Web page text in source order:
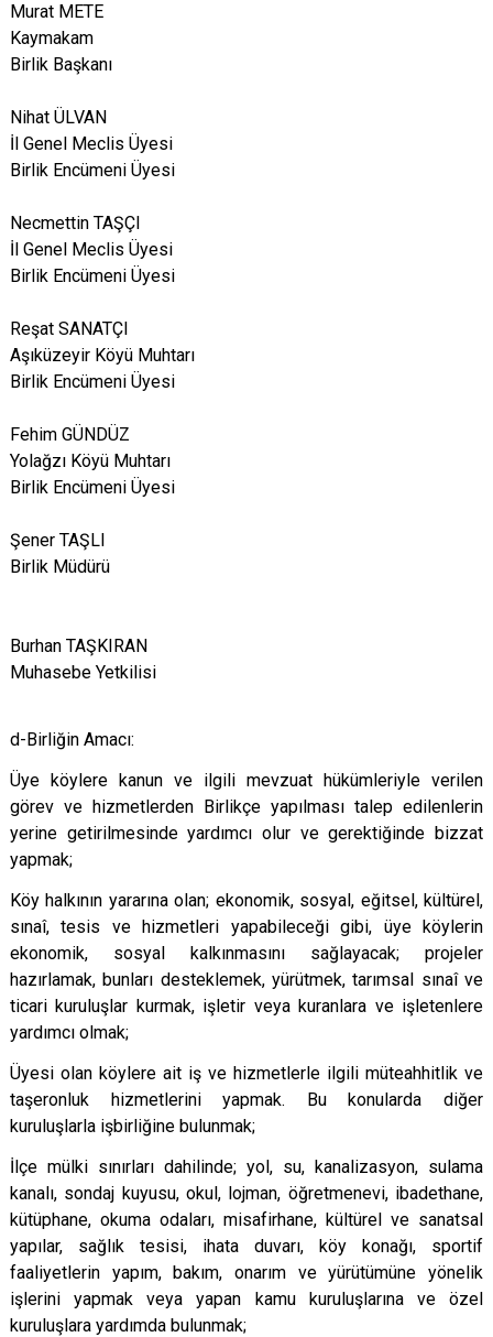
Murat METE
Kaymakam
Birlik Başkanı
Nihat ÜLVAN
İl Genel Meclis Üyesi
Birlik Encümeni Üyesi
Necmettin TAŞÇI
İl Genel Meclis Üyesi
Birlik Encümeni Üyesi
Reşat SANATÇI
Aşıküzeyir Köyü Muhtarı
Birlik Encümeni Üyesi
Fehim GÜNDÜZ
Yolağzı Köyü Muhtarı
Birlik Encümeni Üyesi
Şener TAŞLI
Birlik Müdürü
Burhan TAŞKIRAN
Muhasebe Yetkilisi
d-Birliğin Amacı:
Üye köylere kanun ve ilgili mevzuat hükümleriyle verilen
görev ve hizmetlerden Birlikçe yapılması talep edilenlerin
yerine getirilmesinde yardımcı olur ve gerektiğinde bizzat
yapmak;
Köy halkının yararına olan; ekonomik, sosyal, eğitsel, kültürel,
sınaî, tesis ve hizmetleri yapabileceği gibi, üye köylerin
ekonomik, sosyal kalkınmasını sağlayacak; projeler
hazırlamak, bunları desteklemek, yürütmek, tarımsal sınaî ve
ticari kuruluşlar kurmak, işletir veya kuranlara ve işletenlere
yardımcı olmak;
Üyesi olan köylere ait iş ve hizmetlerle ilgili müteahhitlik ve
taşeronluk hizmetlerini yapmak. Bu konularda diğer
kuruluşlarla işbirliğine bulunmak;
İlçe mülki sınırları dahilinde; yol, su, kanalizasyon, sulama
kanalı, sondaj kuyusu, okul, lojman, öğretmenevi, ibadethane,
kütüphane, okuma odaları, misafirhane, kültürel ve sanatsal
yapılar, sağlık tesisi, ihata duvarı, köy konağı, sportif
faaliyetlerin yapım, bakım, onarım ve yürütümüne yönelik
işlerini yapmak veya yapan kamu kuruluşlarına ve özel
kuruluşlara yardımda bulunmak;